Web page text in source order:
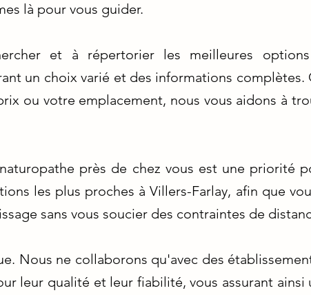
là pour vous guider.
et à répertorier les meilleures
un choix varié et des informations
ou votre emplacement, nous vous aidons à
près de chez vous est une priorité
les plus proches à Villers-Farlay, afin que
sans vous soucier des contraintes de
Nous ne collaborons qu'avec des
leur qualité et leur fiabilité, vous assurant ainsi